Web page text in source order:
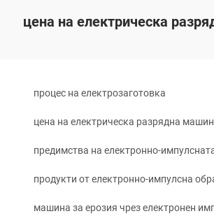
цена на електрическа
процес на електрозаготовка
цена на електрическа разрядна
предимства на електронно-
продукти от електронно-импулсна
машина за ерозия чрез електронен